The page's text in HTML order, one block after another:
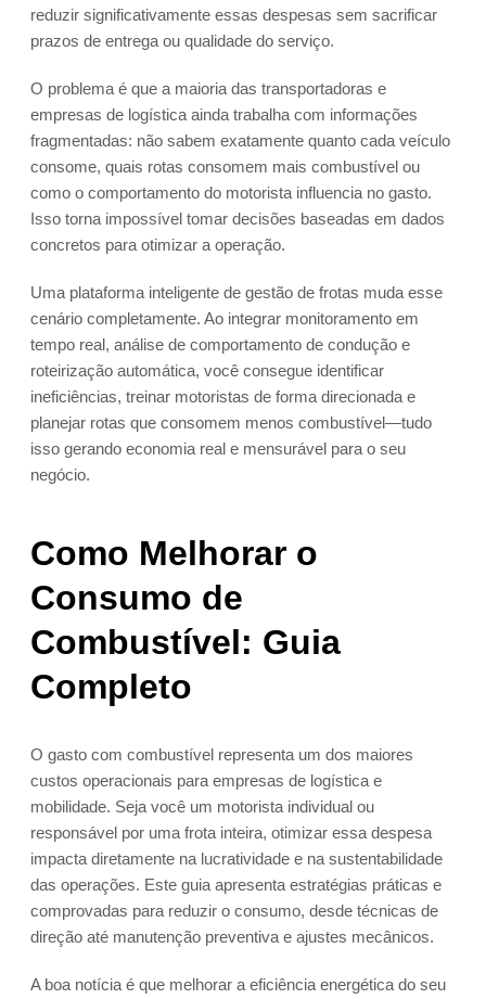
reduzir significativamente essas despesas sem sacrificar
prazos de entrega ou qualidade do serviço.
O problema é que a maioria das transportadoras e
empresas de logística ainda trabalha com informações
fragmentadas: não sabem exatamente quanto cada veículo
consome, quais rotas consomem mais combustível ou
como o comportamento do motorista influencia no gasto.
Isso torna impossível tomar decisões baseadas em dados
concretos para otimizar a operação.
Uma plataforma inteligente de gestão de frotas muda esse
cenário completamente. Ao integrar monitoramento em
tempo real, análise de comportamento de condução e
roteirização automática, você consegue identificar
ineficiências, treinar motoristas de forma direcionada e
planejar rotas que consomem menos combustível—tudo
isso gerando economia real e mensurável para o seu
negócio.
Como Melhorar o
Consumo de
Combustível: Guia
Completo
O gasto com combustível representa um dos maiores
custos operacionais para empresas de logística e
mobilidade. Seja você um motorista individual ou
responsável por uma frota inteira, otimizar essa despesa
impacta diretamente na lucratividade e na sustentabilidade
das operações. Este guia apresenta estratégias práticas e
comprovadas para reduzir o consumo, desde técnicas de
direção até manutenção preventiva e ajustes mecânicos.
A boa notícia é que melhorar a eficiência energética do seu